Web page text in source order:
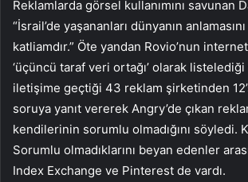
Reklamlarda görsel kullanımını savunan
“İsrail’de yaşananları dünyanın
katliamdır.” Öte yandan Rovio’nun
‘üçüncü taraf veri ortağı’ olarak listelediği
iletişime geçtiği 43 reklam şirketinden
soruya yanıt vererek Angry’de çıkan
kendilerinin sorumlu olmadığını söyledi.
Sorumlu olmadıklarını beyan edenler
Index Exchange ve Pinterest de vardı.